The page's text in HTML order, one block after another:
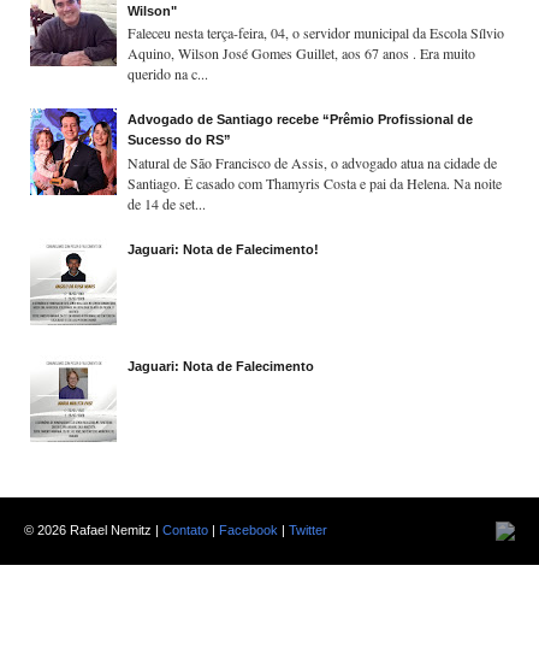
Wilson"
Faleceu nesta terça-feira, 04, o servidor municipal da Escola Sílvio
Aquino, Wilson José Gomes Guillet, aos 67 anos . Era muito
querido na c...
Advogado de Santiago recebe “Prêmio Profissional de
Sucesso do RS”
Natural de São Francisco de Assis, o advogado atua na cidade de
Santiago. É casado com Thamyris Costa e pai da Helena. Na noite
de 14 de set...
Jaguari: Nota de Falecimento!
Jaguari: Nota de Falecimento
© 2026 Rafael Nemitz | Contato | Facebook | Twitter